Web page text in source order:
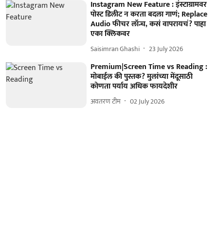
Instagram New Feature : इंस्टाग्रामवर
पोस्ट डिलीट न करता बदला गाणं; Replace
Audio फीचर लॉन्च, कसं वापरायचं? पाहा
एका क्लिकवर
Saisimran Ghashi 23 July 2026
Premium|Screen Time vs Reading :
मोबाईल की पुस्तक? मुलांच्या मेंदूसाठी
कोणता पर्याय अधिक फायदेशीर
अवतरण टीम 02 July 2026